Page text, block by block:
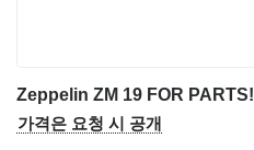
Zeppelin ZM 19 FOR PARTS!
가격은 요청 시 공개